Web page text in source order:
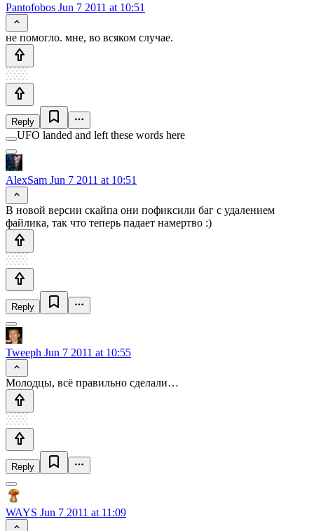
Pantofobos Jun 7 2011 at 10:51
не помогло. мне, во всяком случае.
Reply
UFO landed and left these words here
AlexSam Jun 7 2011 at 10:51
В новой версии скайпа они пофиксили баг с удалением
файлика, так что теперь падает намертво :)
Reply
Tweeph Jun 7 2011 at 10:55
Молодцы, всё правильно сделали…
Reply
WAYS Jun 7 2011 at 11:09